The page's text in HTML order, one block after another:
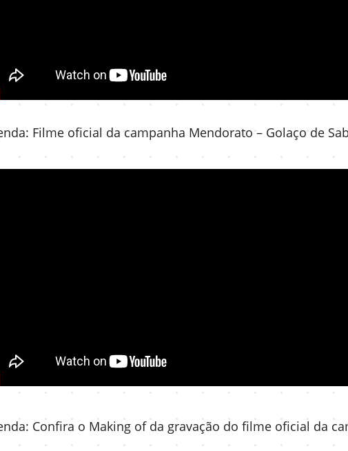
Filme oficial da campanha Mendorato – Golaço de
Confira o Making of da gravação do filme oficial da